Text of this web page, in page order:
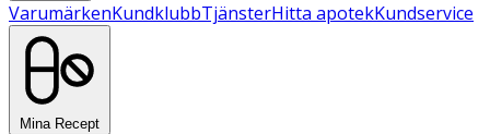
VarumärkenKundklubbTjänsterHitta apotekKundservice
Mina Recept